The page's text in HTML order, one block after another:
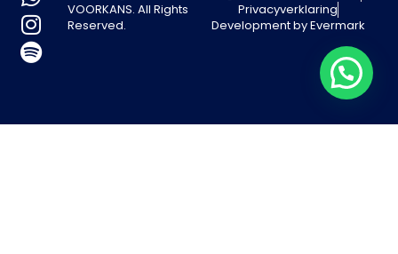
VOORKANS. All Rights
Reserved.
Privacyverklaring
Development by Evermark